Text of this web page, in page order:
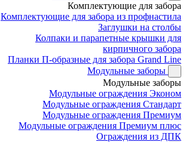
Комплектующие для забора
Комплектующие для забора из профнастила
Заглушки на столбы
Колпаки и парапетные крышки для
кирпичного забора
Планки П-образные для забора Grand Line
Модульные заборы
Модульные заборы
Модульные ограждения Эконом
Модульные ограждения Стандарт
Модульные ограждения Премиум
Модульные ограждения Премиум плюс
Ограждения из ДПК